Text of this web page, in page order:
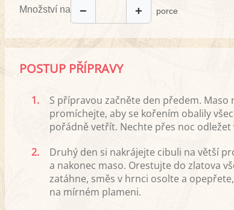
Množství na − + porce
POSTUP PŘÍPRAVY
1.
S přípravou začněte den předem.
promíchejte, aby se kořením obalily
pořádně vetřít. Nechte přes noc odležet
2.
Druhý den si nakrájejte cibuli na větší
a nakonec maso. Orestujte do zlatova
zatáhne, směs v hrnci osolte a
na mírném plameni.